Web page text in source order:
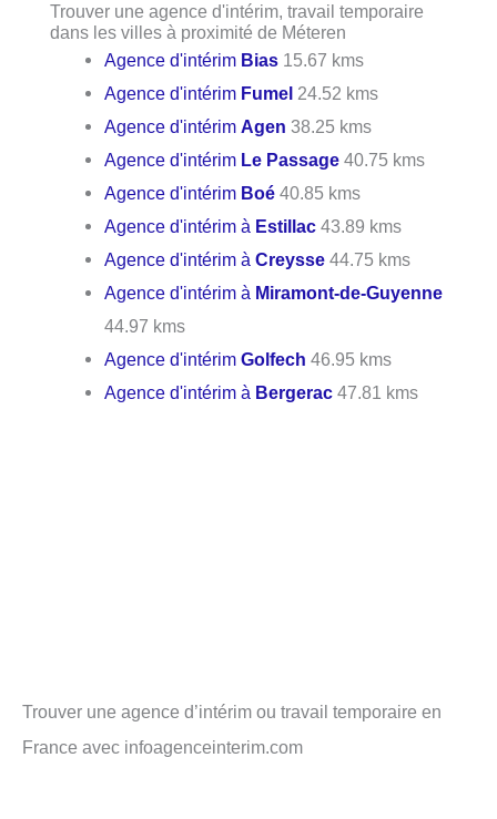
Trouver une agence d'intérim, travail temporaire
dans les villes à proximité de Méteren
Agence d'intérim Bias 15.67 kms
Agence d'intérim Fumel 24.52 kms
Agence d'intérimAgen 38.25 kms
Agence d'intérim Le Passage 40.75 kms
Agence d'intérim Boé 40.85 kms
Agence d'intérim à Estillac 43.89 kms
Agence d'intérim àCreysse 44.75 kms
Agence d'intérim à Miramont-de-Guyenne
44.97 kms
Agence d'intérimGolfech 46.95 kms
Agence d'intérim à Bergerac 47.81 kms
Trouver une agence d’intérim ou travail temporaire en
France avec infoagenceinterim.com